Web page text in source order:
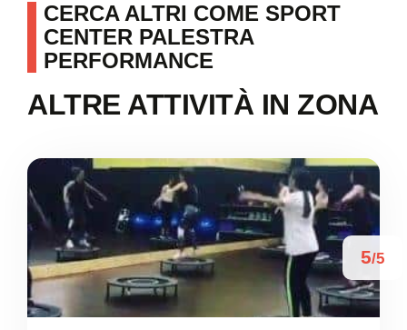
CERCA ALTRI COME SPORT
CENTER PALESTRA
PERFORMANCE
ALTRE ATTIVITÀ IN ZONA
5/5